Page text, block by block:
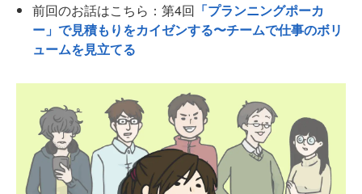
前回のお話はこちら：第4回 「プランニングポーカ
ー」で見積もりをカイゼンする〜チームで仕事のボリ
ュームを見立てる